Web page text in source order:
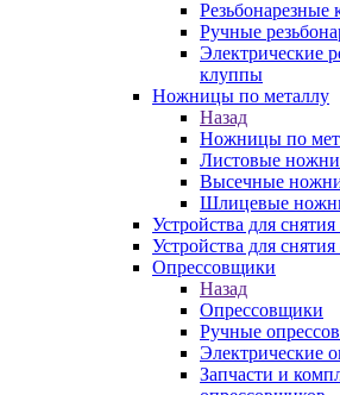
Резьбонарезные
Ручные
Электрические
клуппы
Ножницы по металлу
Назад
Ножницы по
Листовые
Высечные
Шлицевые
Устройства для
Устройства для
Опрессовщики
Назад
Опрессовщики
Ручные
Электрические
Запчасти и